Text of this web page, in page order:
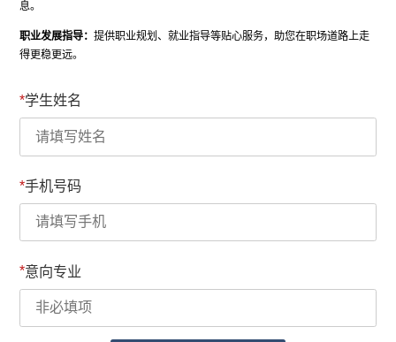
息。
职业发展指导：提供职业规划、就业指导等贴心服务，助您在职场道路上走
得更稳更远。
*学生姓名
*手机号码
*意向专业